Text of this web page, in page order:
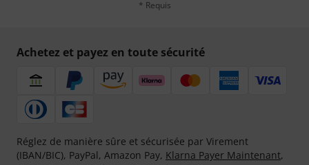
* Requis
Achetez et payez en toute sécurité
Réglez de manière sûre et sécurisée par Virement
(IBAN/BIC), PayPal, Amazon Pay, Klarna Payer Maintenant,